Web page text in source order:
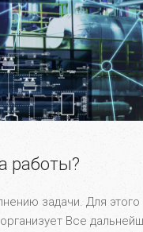
работы?
задачи. Для
Все